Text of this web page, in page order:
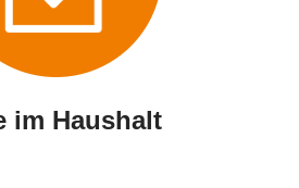
im Haushalt